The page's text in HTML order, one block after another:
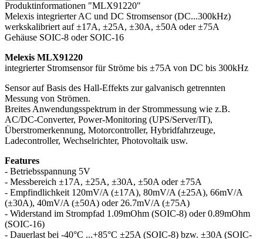
Produktinformationen "MLX91220"
Melexis integrierter AC und DC Stromsensor (DC...300kHz)
werkskalibriert auf ±17A, ±25A, ±30A, ±50A oder ±75A
Gehäuse SOIC-8 oder SOIC-16
Melexis MLX91220
integrierter Stromsensor für Ströme bis ±75A von DC bis 300kHz
Sensor auf Basis des Hall-Effekts zur galvanisch getrennten
Messung von Strömen.
Breites Anwendungsspektrum in der Strommessung wie z.B.
AC/DC-Converter, Power-Monitoring (UPS/Server/IT),
Überstromerkennung, Motorcontroller, Hybridfahrzeuge,
Ladecontroller, Wechselrichter, Photovoltaik usw.
Features
- Betriebsspannung 5V
- Messbereich ±17A, ±25A, ±30A, ±50A oder ±75A
- Empfindlichkeit 120mV/A (±17A), 80mV/A (±25A), 66mV/A
(±30A), 40mV/A (±50A) oder 26.7mV/A (±75A)
- Widerstand im Strompfad 1.09mOhm (SOIC-8) oder 0.89mOhm
(SOIC-16)
- Dauerlast bei -40°C ...+85°C ±25A (SOIC-8) bzw. ±30A (SOIC-